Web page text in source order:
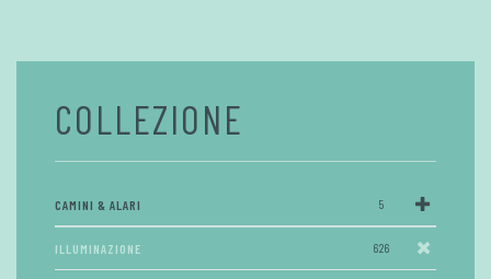
COLLEZIONE
CAMINI & ALARI 5
ILLUMINAZIONE 626